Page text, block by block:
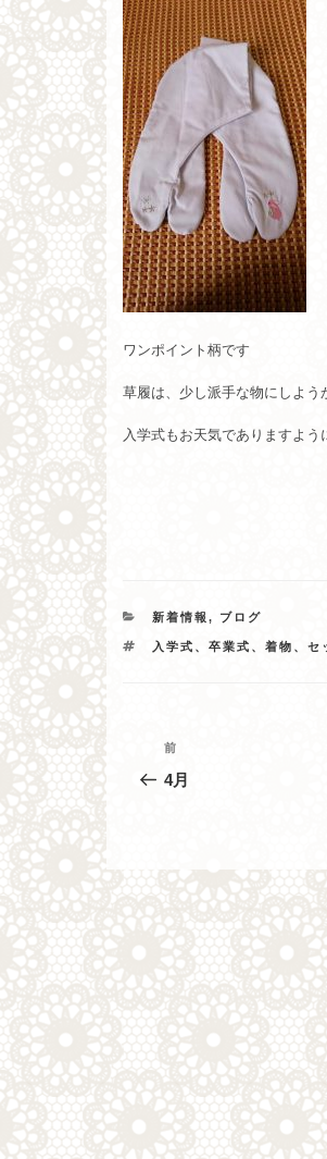
ワンポイント柄です
草履は、少し派手な物にしよう
入学式もお天気でありますよう
カ
ゴ
新着情報, ブログ
タ
入学式、卒業式、着物、
投
稿
ゲ
ー
シ
ョ
ン
過
去
の
前
4月